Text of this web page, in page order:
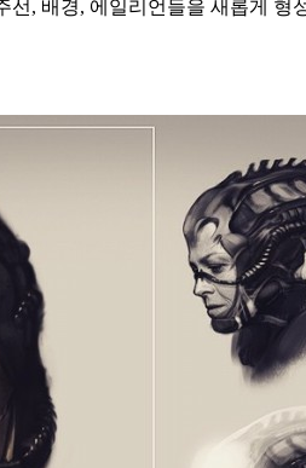
, 배경, 에일리언들을 새롭게 형